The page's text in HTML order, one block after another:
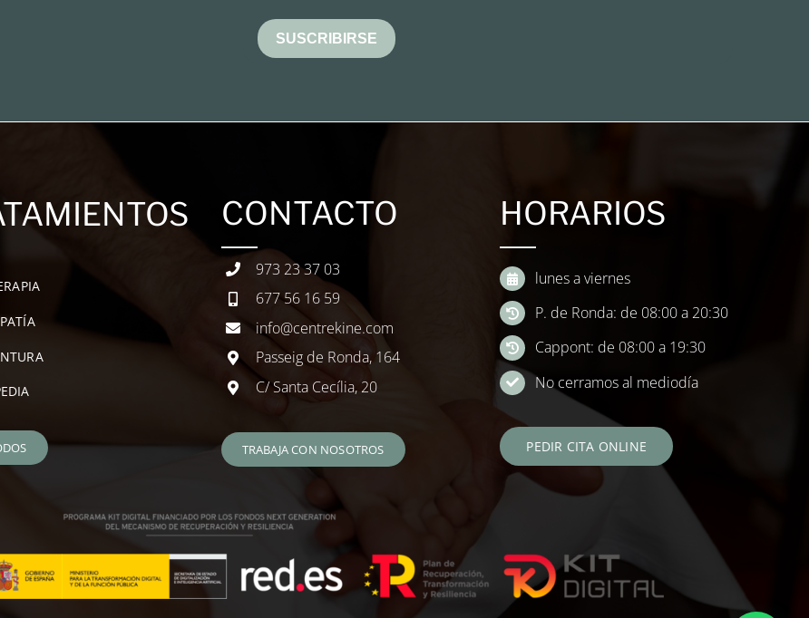
SUSCRIBIRSE
CONTACTO
973 23 37 03
677 56 16 59
info@centrekine.com
Passeig de Ronda, 164
C/ Santa Cecília, 20
TRABAJA CON NOSOTROS
HORARIOS
lunes a viernes
P. de Ronda: de 08:00 a 20:30
Cappont: de 08:00 a 19:30
No cerramos al mediodía
PEDIR CITA ONLINE